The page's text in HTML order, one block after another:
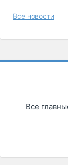
Все новости
Все